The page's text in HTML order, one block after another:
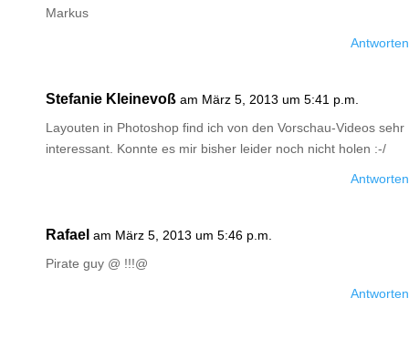
Markus
Antworten
Stefanie Kleinevoß am März 5, 2013 um 5:41 p.m.
Layouten in Photoshop find ich von den Vorschau-Videos sehr
interessant. Konnte es mir bisher leider noch nicht holen :-/
Antworten
Rafael am März 5, 2013 um 5:46 p.m.
Pirate guy @ !!!@
Antworten